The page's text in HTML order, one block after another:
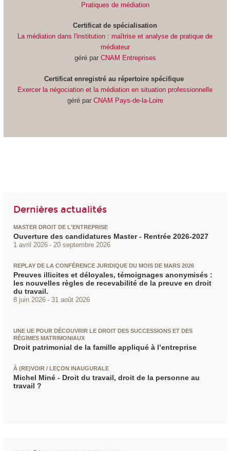
Pratiques de médiation
Certificat de spécialisation
La médiation dans l'institution : maîtrise et analyse de pratique de
médiateur
géré par CNAM Entreprises
Certificat enregistré au répertoire spécifique
Exercer la négociation et la médiation en situation professionnelle
géré par CNAM Pays-de-la-Loire
Dernières actualités
MASTER DROIT DE L'ENTREPRISE
Ouverture des candidatures Master - Rentrée 2026-2027
1 avril 2026 20 septembre 2026
REPLAY DE LA CONFÉRENCE JURIDIQUE DU MOIS DE MARS 2026
Preuves illicites et déloyales, témoignages anonymisés :
les nouvelles règles de recevabilité de la preuve en droit
du travail.
8 juin 2026 31 août 2026
UNE UE POUR DÉCOUVRIR LE DROIT DES SUCCESSIONS ET DES
RÉGIMES MATRIMONIAUX
Droit patrimonial de la famille appliqué à l’entreprise
À (RE)VOIR / LEÇON INAUGURALE
Michel Miné - Droit du travail, droit de la personne au
travail ?